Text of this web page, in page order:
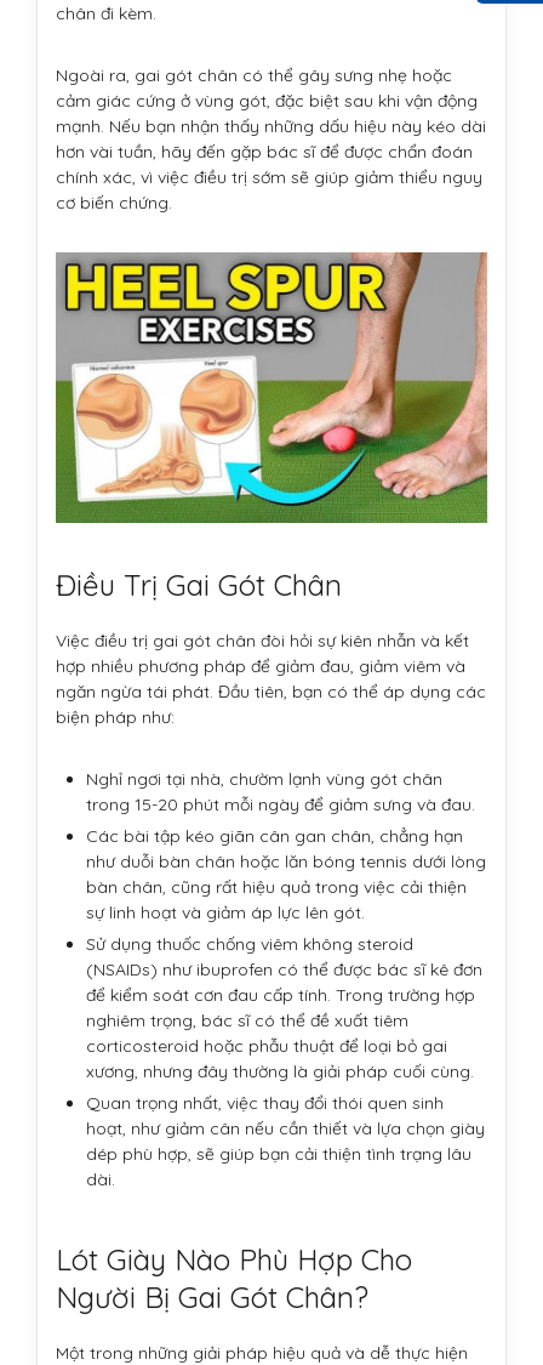
chân đi kèm.
Ngoài ra, gai gót chân có thể gây sưng nhẹ hoặc
cảm giác cứng ở vùng gót, đặc biệt sau khi vận động
mạnh. Nếu bạn nhận thấy những dấu hiệu này kéo dài
hơn vài tuần, hãy đến gặp bác sĩ để được chẩn đoán
chính xác, vì việc điều trị sớm sẽ giúp giảm thiểu nguy
cơ biến chứng.
Điều Trị Gai Gót Chân
Việc điều trị gai gót chân đòi hỏi sự kiên nhẫn và kết
hợp nhiều phương pháp để giảm đau, giảm viêm và
ngăn ngừa tái phát. Đầu tiên, bạn có thể áp dụng các
biện pháp như:
Nghỉ ngơi tại nhà, chườm lạnh vùng gót chân
trong 15-20 phút mỗi ngày để giảm sưng và đau.
Các bài tập kéo giãn cân gan chân, chẳng hạn
như duỗi bàn chân hoặc lăn bóng tennis dưới lòng
bàn chân, cũng rất hiệu quả trong việc cải thiện
sự linh hoạt và giảm áp lực lên gót.
Sử dụng thuốc chống viêm không steroid
(NSAIDs) như ibuprofen có thể được bác sĩ kê đơn
để kiểm soát cơn đau cấp tính. Trong trường hợp
nghiêm trọng, bác sĩ có thể đề xuất tiêm
corticosteroid hoặc phẫu thuật để loại bỏ gai
xương, nhưng đây thường là giải pháp cuối cùng.
Quan trọng nhất, việc thay đổi thói quen sinh
hoạt, như giảm cân nếu cần thiết và lựa chọn giày
dép phù hợp, sẽ giúp bạn cải thiện tình trạng lâu
dài.
Lót Giày Nào Phù Hợp Cho
Người Bị Gai Gót Chân?
Một trong những giải pháp hiệu quả và dễ thực hiện